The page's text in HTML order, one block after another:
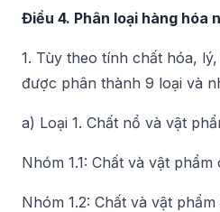
Điều 4. Phân loại hàng hóa
1. Tùy theo tính chất hóa,
được phân thành 9 loại và
a) Loại 1. Chất nổ và vật
Nhóm 1.1: Chất và vật
Nhóm 1.2: Chất và vật